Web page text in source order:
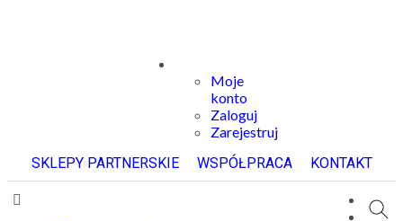
Moje
konto
Zaloguj
Zarejestruj
SKLEPY PARTNERSKIE
WSPÓŁPRACA KONTAKT